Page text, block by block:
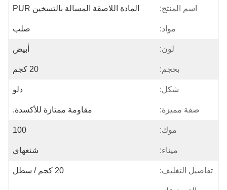
اسم المنتج: المادة اللاصقة المسالة بالتسخين PUR
مواد: صلب
لون: أبيض
بحجم: 20 كجم
شكل: دلو
صفة مميزة: مقاومة ممتازة للأكسدة.
موك: 100
ميناء: شنغهاي
تفاصيل التغليف: 20 كجم / سطل